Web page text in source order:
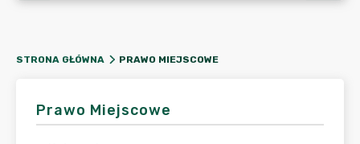
STRONA GŁÓWNA PRAWO MIEJSCOWE
Prawo Miejscowe